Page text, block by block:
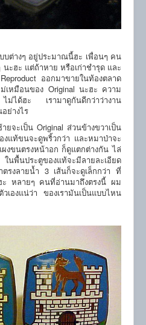
งๆ อยู่ประมาณนี้ฮะ เพื่อนๆ คน
ะฮะ แต่ถ้าหาย หรือเก่าชำรุด และ
ออกมาขายในท้องตลาด
เหมือนของ Original นะฮะ ความ
ม่ได้ฮะ เรามาดูกันดีกว่าว่างาน
ย่างไร
ป็น Original ส่วนข้างขวาเป็น
งแท้ขนจะดูพริ้วกว่า และหมาป่าจะ
งขนตรงหน้าอก ก็ดูแตกต่างกัน ไล่
นประตูของแท้จะมีลายละเอียด
ตรงลายน้ำ 3 เส้นก็จะดูเล็กกว่า ที่
หลายๆ คนที่อ่านมาถึงตรงนี้ ผม
วเองแน่ว่า ของเรามันเป็นแบบไหน